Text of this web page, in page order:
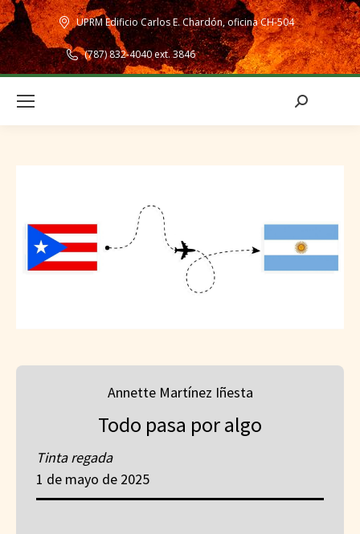
UPRM Edificio Carlos E. Chardón, oficina CH-504
(787) 832-4040 ext. 3846
Search:
Annette Martínez Iñesta
Todo pasa por algo
Tinta regada
1 de mayo de 2025